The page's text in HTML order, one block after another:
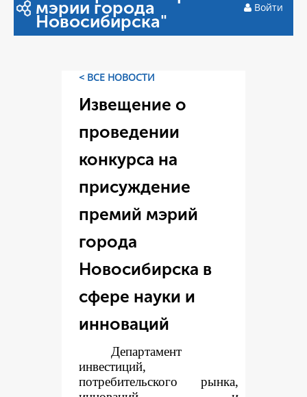
мэрии города
Новосибирска"
Войти
< ВСЕ НОВОСТИ
Извещение о
проведении
конкурса на
присуждение
премий мэрий
города
Новосибирска в
сфере науки и
инноваций
Департамент
инвестиций,
потребительского рынка,